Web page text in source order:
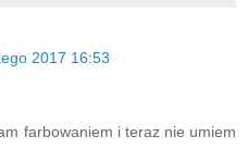
2017 16:53
farbowaniem i teraz nie umiem